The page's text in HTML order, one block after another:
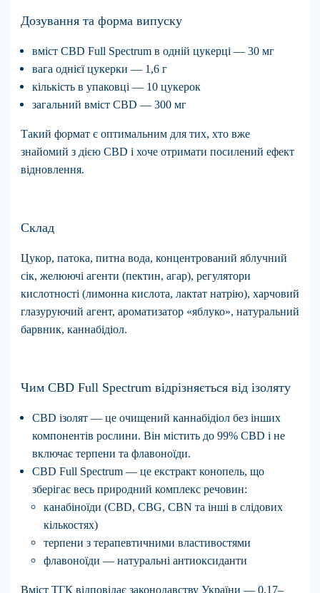
Дозування та форма випуску
вміст CBD Full Spectrum в одній цукерці — 30 мг
вага однієї цукерки — 1,6 г
кількість в упаковці — 10 цукерок
загальний вміст CBD — 300 мг
Такий формат є оптимальним для тих, хто вже
знайомий з дією CBD і хоче отримати посилений ефект
відновлення.
Склад
Цукор, патока, питна вода, концентрований яблучний
сік, желюючі агенти (пектин, агар), регулятори
кислотності (лимонна кислота, лактат натрію), харчовий
глазуруючий агент, ароматизатор «яблуко», натуральний
барвник, каннабідіол.
Чим CBD Full Spectrum відрізняється від ізоляту
CBD ізолят — це очищений каннабідіол без інших
компонентів рослини. Він містить до 99% CBD і не
включає терпени та флавоноїди.
CBD Full Spectrum — це екстракт конопель, що
зберігає весь природний комплекс речовин:
канабіноїди (CBD, CBG, CBN та інші в слідових
кількостях)
терпени з терапевтичними властивостями
флавоноїди — натуральні антиоксиданти
Вміст ТГК відповідає законодавству України — 0,17–